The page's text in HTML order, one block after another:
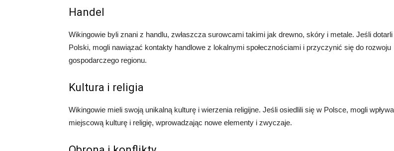
Handel
Wikingowie byli znani z handlu, zwłaszcza surowcami takimi jak drewno, skóry i metale. Jeśli dotarli
Polski, mogli nawiązać kontakty handlowe z lokalnymi społecznościami i przyczynić się do rozwoju
gospodarczego regionu.
Kultura i religia
Wikingowie mieli swoją unikalną kulturę i wierzenia religijne. Jeśli osiedlili się w Polsce, mogli
miejscową kulturę i religię, wprowadzając nowe elementy i zwyczaje.